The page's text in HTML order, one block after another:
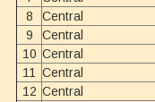
8
Central
9
Central
10 Central
11
Central
12 Central